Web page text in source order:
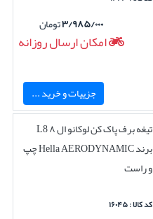
۳/۹۸۵/۰۰۰تومان
امکان ارسال روزانه
جزییات و خرید ...
تیغه برف پاک کن لوکانو ال ۸ L8
برند Hella AERODYNAMIC چپ
و راست
کد کالا : ۱۶۰۴۵